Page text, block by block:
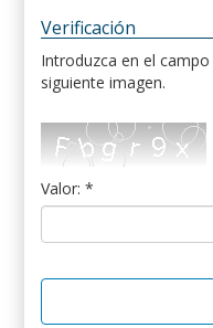
Verificación
Introduzca en el
siguiente imagen.
Valor: *